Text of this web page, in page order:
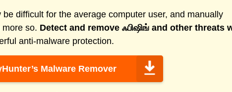
difficult for the average computer user, and manually
so. Detect and remove ஃபிஷிங் and other threats
anti-malware protection.
Malware Remover